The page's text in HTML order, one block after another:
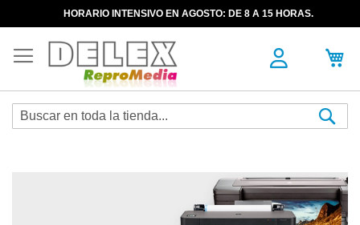
HORARIO INTENSIVO EN AGOSTO: DE 8 A 15 HORAS.